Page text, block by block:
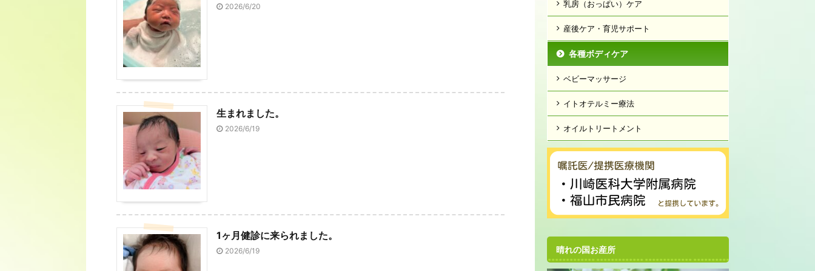
2026/6/20
生まれました。
2026/6/19
1ヶ月健診に来られました。
2026/6/19
乳房（おっぱい）ケア
産後ケア・育児サポート
各種ボディケア
ベビーマッサージ
イトオテルミー療法
オイルトリートメント
晴れの国お産所